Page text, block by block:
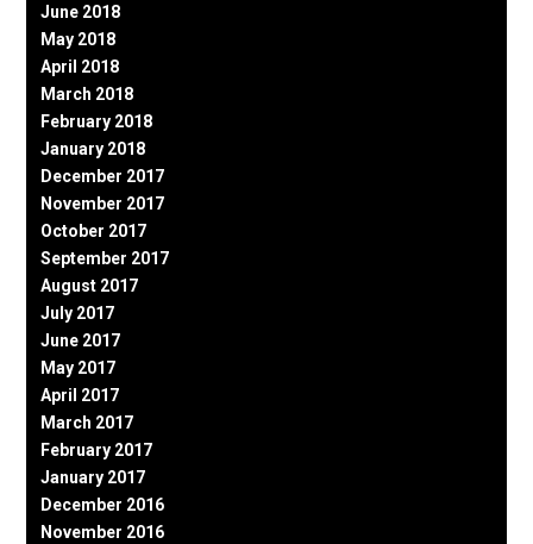
June 2018
May 2018
April 2018
March 2018
February 2018
January 2018
December 2017
November 2017
October 2017
September 2017
August 2017
July 2017
June 2017
May 2017
April 2017
March 2017
February 2017
January 2017
December 2016
November 2016